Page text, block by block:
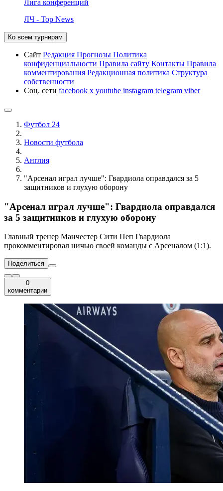
Лига конференций
ЛЧ - Top News
Ко всем турнирам
Сайт Редакция Прогнозы Политика
конфиденциальности Правила сайту Контакты Правила
комментирования Редакционная политика Структура
собственности
Соц. сети facebook x youtube instagram telegram viber
Футбол 24
Новости футбола
Англия
"Арсенал играл лучше": Гвардиола оправдался за 5
защитников и глухую оборону
"Арсенал играл лучше": Гвардиола оправдался
за 5 защитников и глухую оборону
Главный тренер Манчестер Сити Пеп Гвардиола
прокомментировал ничью своей команды с Арсеналом (1:1).
Поделиться
0
комментарии